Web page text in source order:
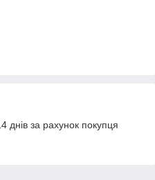
днів за рахунок покупця